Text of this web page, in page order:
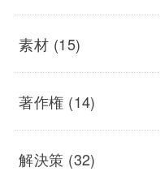
素材 (15)
著作権 (14)
解決策 (32)